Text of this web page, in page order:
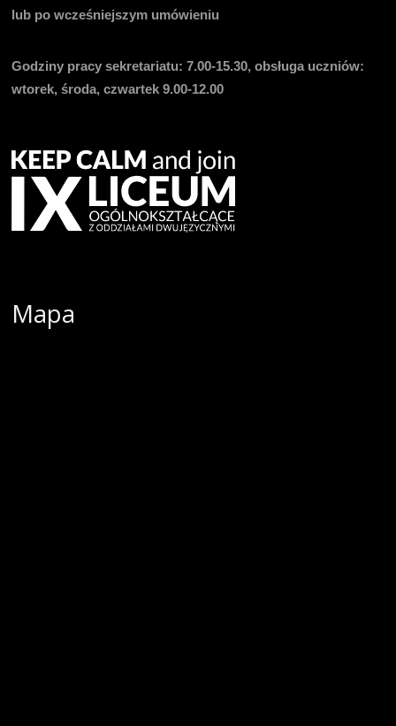
lub po wcześniejszym umówieniu
Godziny pracy sekretariatu: 7.00-15.30, obsługa uczniów:
wtorek, środa, czwartek 9.00-12.00
Mapa